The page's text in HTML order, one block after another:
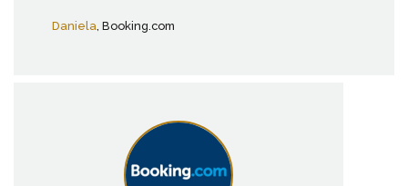
Daniela , Booking.com